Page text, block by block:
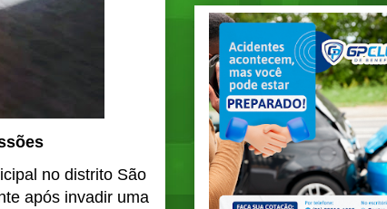
no distrito São
após invadir uma